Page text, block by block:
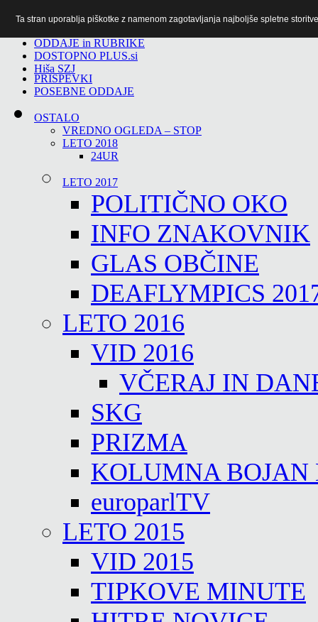
ODDAJE in RUBRIKE
DOSTOPNO PLUS.si
Hiša SZJ
PRISPEVKI
POSEBNE ODDAJE
OSTALO
VREDNO OGLEDA – STOP
LETO 2018
24UR
LETO 2017
POLITIČNO OKO
INFO ZNAKOVNIK
GLAS OBČINE
DEAFLYMPICS
LETO 2016
VID 2016
VČERAJ IN
SKG
PRIZMA
KOLUMNA BOJAN
europarlTV
LETO 2015
VID 2015
TIPKOVE MINUTE
Ta stran uporablja piškotke z namenom zagotavljanja najboljše spletne